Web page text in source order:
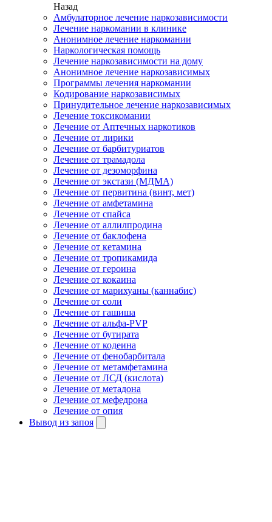
Назад
Амбулаторное лечение наркозависимости
Лечение наркомании в клинике
Анонимное лечение наркомании
Наркологическая помощь
Лечение наркозависимости на дому
Анонимное лечение наркозависимых
Программы лечения наркомании
Кодирование наркозависимых
Принудительное лечение наркозависимых
Лечение токсикомании
Лечение от Аптечных наркотиков
Лечение от лирики
Лечение от барбитуриатов
Лечение от трамадола
Лечение от дезоморфина
Лечение от экстази (МДМА)
Лечение от первитина (винт, мет)
Лечение от амфетамина
Лечение от спайса
Лечение от аллилпродина
Лечение от баклофена
Лечение от кетамина
Лечение от тропикамида
Лечение от героина
Лечение от кокаина
Лечение от марихуаны (каннабис)
Лечение от соли
Лечение от гашиша
Лечение от альфа-PVP
Лечение от бутирата
Лечение от кодеина
Лечение от фенобарбитала
Лечение от метамфетамина
Лечение от ЛСД (кислота)
Лечение от метадона
Лечение от мефедрона
Лечение от опия
Вывод из запоя